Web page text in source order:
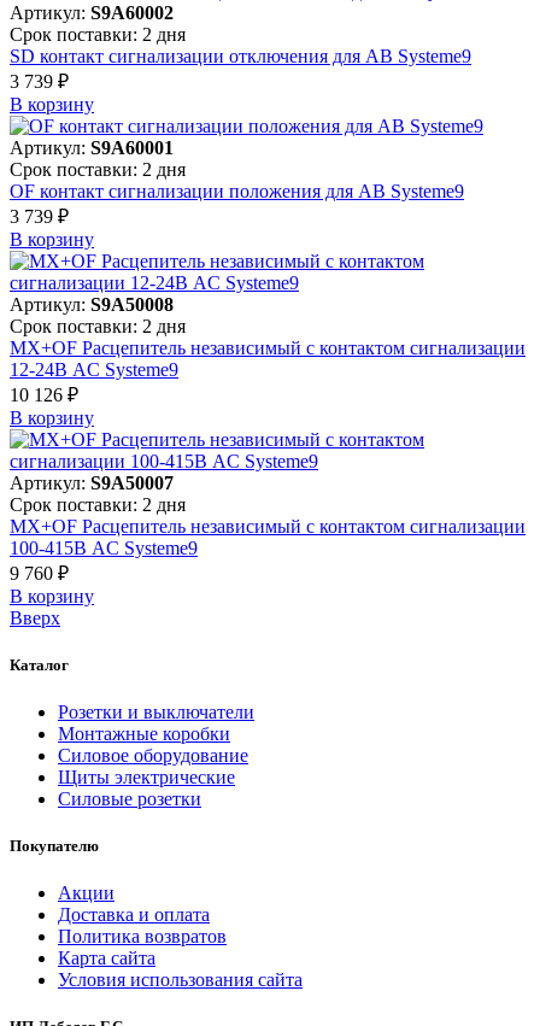
Артикул: S9A60002
Срок поставки: 2 дня
SD контакт сигнализации отключения для АВ Systeme9
3 739 ₽
В корзинy
Артикул: S9A60001
Срок поставки: 2 дня
OF контакт сигнализации положения для АВ Systeme9
3 739 ₽
В корзинy
Артикул: S9A50008
Срок поставки: 2 дня
MX+OF Расцепитель независимый с контактом сигнализации
12-24В AC Systeme9
10 126 ₽
В корзинy
Артикул: S9A50007
Срок поставки: 2 дня
MX+OF Расцепитель независимый с контактом сигнализации
100-415В AC Systeme9
9 760 ₽
В корзинy
Вверх
Каталог
Розетки и выключатели
Монтажные коробки
Силовое оборудование
Щиты электрические
Силовые розетки
Покупателю
Акции
Доставка и оплата
Политика возвратов
Карта сайта
Условия использования сайта